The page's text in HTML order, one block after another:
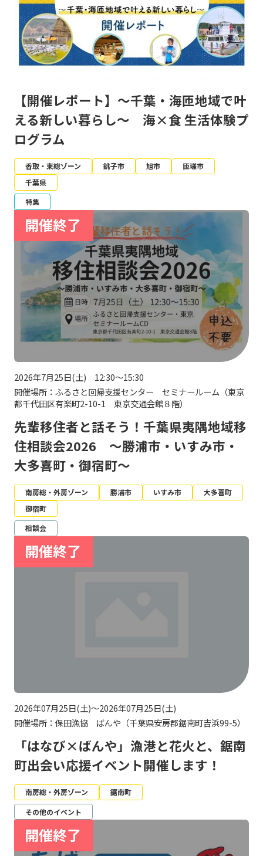
【開催レポート】～千葉・海匝地域で叶
える新しい暮らし～ 海×食 生活体験プ
ログラム
香取・東総ゾーン 銚子市 旭市
匝瑳市
千葉県
特集
2026年7月25日(土) 12:30～15:30
開催場所：ふるさと回帰支援センター セミナールーム（東京
都千代田区有楽町2-10-1 東京交通会館８階）
先輩移住者と話そう！千葉県夷隅地域移
住相談会2026 ～勝浦市・いすみ市・
大多喜町・御宿町～
南房総・外房ゾーン 勝浦市 いすみ市
大多喜町
御宿町
相談会
2026年07月25日(土)～2026年07月25日(土)
開催場所：保田漁協 ばんや（千葉県安房郡鋸南町吉浜99-5）
「はなび×ばんや」漁港と花火と、鋸南
町出会い応援イベント開催します！
南房総・外房ゾーン
鋸南町
その他のイベント